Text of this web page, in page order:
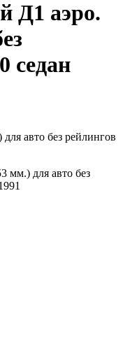
Д1 аэро.
седан